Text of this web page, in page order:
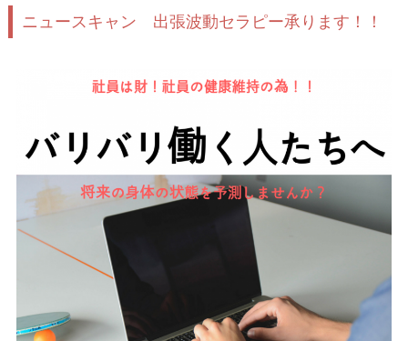
a
ニュースキャン 出張波動セラピー承ります！！